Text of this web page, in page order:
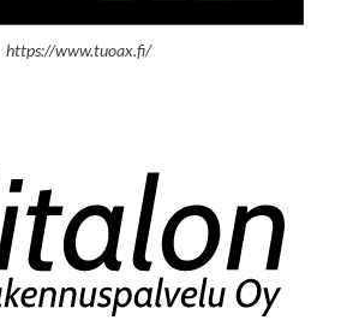
https://www.tuoax.fi/